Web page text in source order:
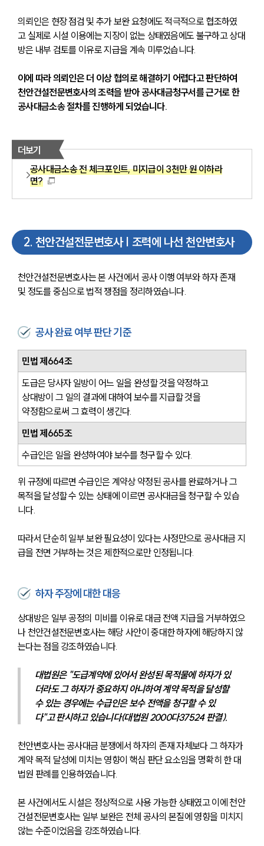
의뢰인은 현장 점검 및 추가 보완 요청에도 적극적으로 협조하였
고 실제로 시설 이용에는 지장이 없는 상태였음에도 불구하고 상대
방은 내부 검토를 이유로 지급을 계속 미루었습니다.
이에 따라 의뢰인은 더 이상 협의로 해결하기 어렵다고 판단하여
천안건설전문변호사의 조력을 받아 공사대금청구서를 근거로 한
공사대금소송 절차를 진행하게 되었습니다.
더보기
공사대금소송 전 체크포인트, 미지급이 3천만 원 이하라
면?
2. 천안건설전문변호사 | 조력에 나선 천안변호사
천안건설전문변호사는 본 사건에서 공사 이행 여부와 하자 존재
및 정도를 중심으로 법적 쟁점을 정리하였습니다.
공사 완료 여부 판단 기준
민법 제664조
도급은 당사자 일방이 어느 일을 완성할 것을 약정하고
상대방이 그 일의 결과에 대하여 보수를 지급할 것을
약정함으로써 그 효력이 생긴다.
민법 제665조
수급인은 일을 완성하여야 보수를 청구할 수 있다.
위 규정에 따르면 수급인은 계약상 약정된 공사를 완료하거나 그
목적을 달성할 수 있는 상태에 이르면 공사대금을 청구할 수 있습
니다.
따라서 단순히 일부 보완 필요성이 있다는 사정만으로 공사대금 지
급을 전면 거부하는 것은 제한적으로만 인정됩니다.
하자 주장에 대한 대응
상대방은 일부 공정의 미비를 이유로 대금 전액 지급을 거부하였으
나 천안건설전문변호사는 해당 사안이 중대한 하자에 해당하지 않
는다는 점을 강조하였습니다.
대법원은 "도급계약에 있어서 완성된 목적물에 하자가 있
더라도 그 하자가 중요하지 아니하여 계약 목적을 달성할
수 있는 경우에는 수급인은 보수 전액을 청구할 수 있
다"고 판시하고 있습니다(대법원 2000다37524 판결).
천안변호사는 공사대금 분쟁에서 하자의 존재 자체보다 그 하자가
계약 목적 달성에 미치는 영향이 핵심 판단 요소임을 명확히 한 대
법원 판례를 인용하였습니다.
본 사건에서도 시설은 정상적으로 사용 가능한 상태였고 이에 천안
건설전문변호사는 일부 보완은 전체 공사의 본질에 영향을 미치지
않는 수준이었음을 강조하였습니다.